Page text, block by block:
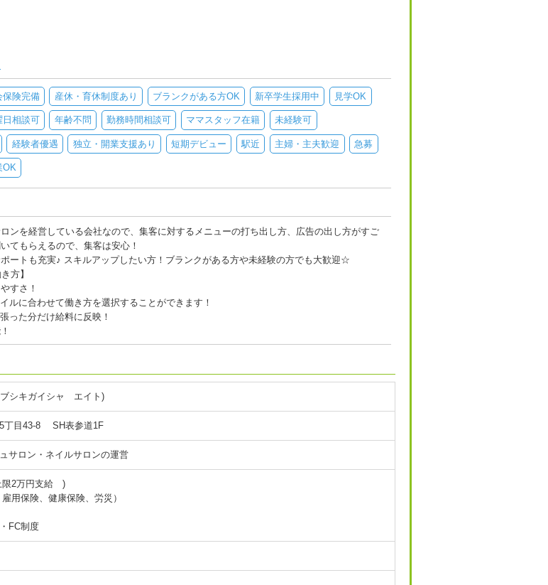
保険完備 産休・育休制度あり ブランクがある方OK 新卒学生採用中 見学OK
日相談可 年齢不問 勤務時間相談可 ママスタッフ在籍 未経験可
経験者優遇 独立・開業支援あり 短期デビュー 駅近 主婦・主夫歓迎 急募
OK
ンを経営している会社なので、集客に対するメニューの打ち出し方、広告の出し方がすご
てもらえるので、集客は安心！
ートも充実♪ スキルアップしたい方！ブランクがある方や未経験の方でも大歓迎☆
方】
すさ！
ルに合わせて働き方を選択することができます！
った分だけ給料に反映！
シキガイシャ エイト)
丁目43-8 SH表参道1F
サロン・ネイルサロンの運営
限2万円支給 )
用保険、健康保険、労災）
FC制度